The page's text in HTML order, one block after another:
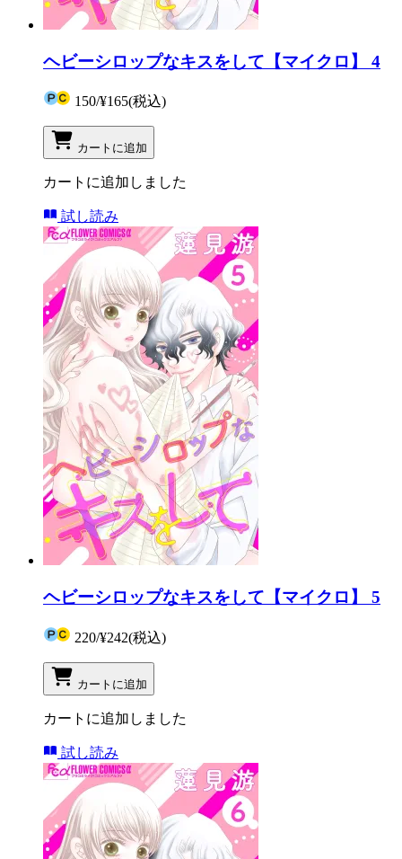
ヘビーシロップなキスをして【マイクロ】 4
150/¥165(税込)
カートに追加
カートに追加しました
試し読み
ヘビーシロップなキスをして【マイクロ】 5
220/¥242(税込)
カートに追加
カートに追加しました
試し読み